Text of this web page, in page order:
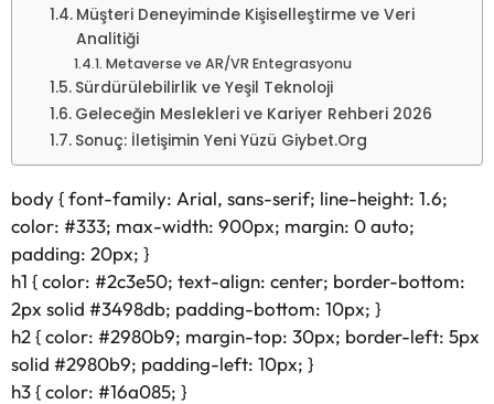
Müşteri Deneyiminde Kişiselleştirme ve Veri
Analitiği
Metaverse ve AR/VR Entegrasyonu
Sürdürülebilirlik ve Yeşil Teknoloji
Geleceğin Meslekleri ve Kariyer Rehberi 2026
Sonuç: İletişimin Yeni Yüzü Giybet.Org
body { font-family: Arial, sans-serif; line-height: 1.6;
color: #333; max-width: 900px; margin: 0 auto;
padding: 20px; }
h1 { color: #2c3e50; text-align: center; border-bottom:
2px solid #3498db; padding-bottom: 10px; }
h2 { color: #2980b9; margin-top: 30px; border-left: 5px
solid #2980b9; padding-left: 10px; }
h3 { color: #16a085; }